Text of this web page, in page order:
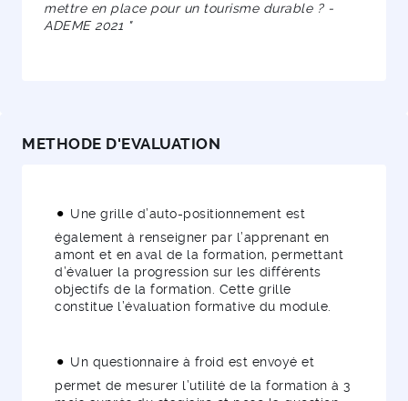
mettre en place pour un tourisme durable ? -
ADEME 2021 "
METHODE D'EVALUATION
Une grille d’auto-positionnement est
également à renseigner par l’apprenant en
amont et en aval de la formation, permettant
d’évaluer la progression sur les différents
objectifs de la formation. Cette grille
constitue l’évaluation formative du module.
Un questionnaire à froid est envoyé et
permet de mesurer l’utilité de la formation à 3